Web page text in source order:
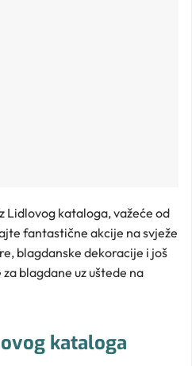
kataloga, važeće od
fantastične akcije na svježe
blagdanske dekoracije i još
blagdane uz uštede na
kataloga